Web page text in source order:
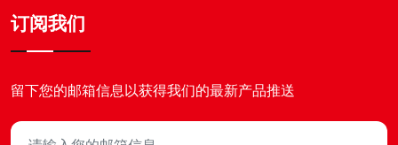
订阅我们
留下您的邮箱信息以获得我们的最新产品推送